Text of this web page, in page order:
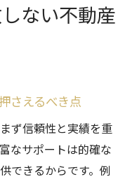
ない不動産
さえるべき点
ず信頼性と実績を重
なサポートは的確な
できるからです。例